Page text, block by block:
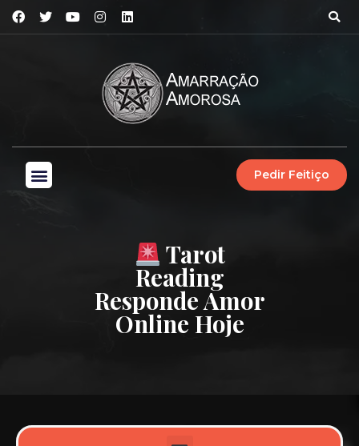
Pedir Feitiço
Tarot
Reading
Responde Amor
Online Hoje